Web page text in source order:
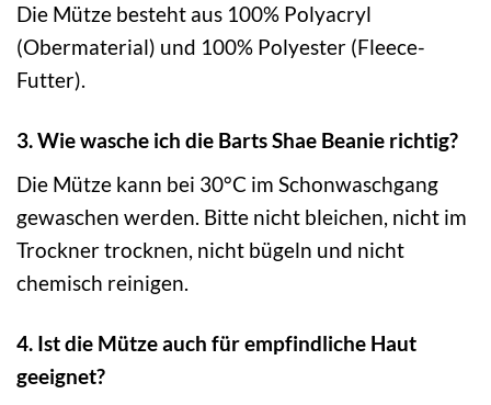
Die Mütze besteht aus 100% Polyacryl
(Obermaterial) und 100% Polyester (Fleece-
Futter).
3. Wie wasche ich die Barts Shae Beanie richtig?
Die Mütze kann bei 30°C im Schonwaschgang
gewaschen werden. Bitte nicht bleichen, nicht im
Trockner trocknen, nicht bügeln und nicht
chemisch reinigen.
4. Ist die Mütze auch für empfindliche Haut
geeignet?